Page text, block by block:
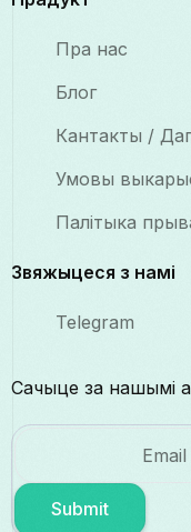
Пра нас
Блог
Кантакты /
Умовы
Палітыка
Звяжыцеся з намі
Telegram
Сачыце за нашымі
Submit